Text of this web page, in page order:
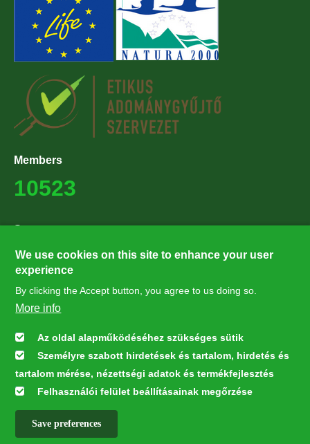
Members
10523
Supporters
27224
Hírlevél feliratkozás
Feliratkozás
We use cookies on this site to enhance your user
experience
By clicking the Accept button, you agree to us doing so.
More info
Az oldal alapműködéséhez szükséges sütik
Személyre szabott hirdetések és tartalom, hirdetés és
tartalom mérése, nézettségi adatok és termékfejlesztés
Felhasználói felület beállításainak megőrzése
Save preferences